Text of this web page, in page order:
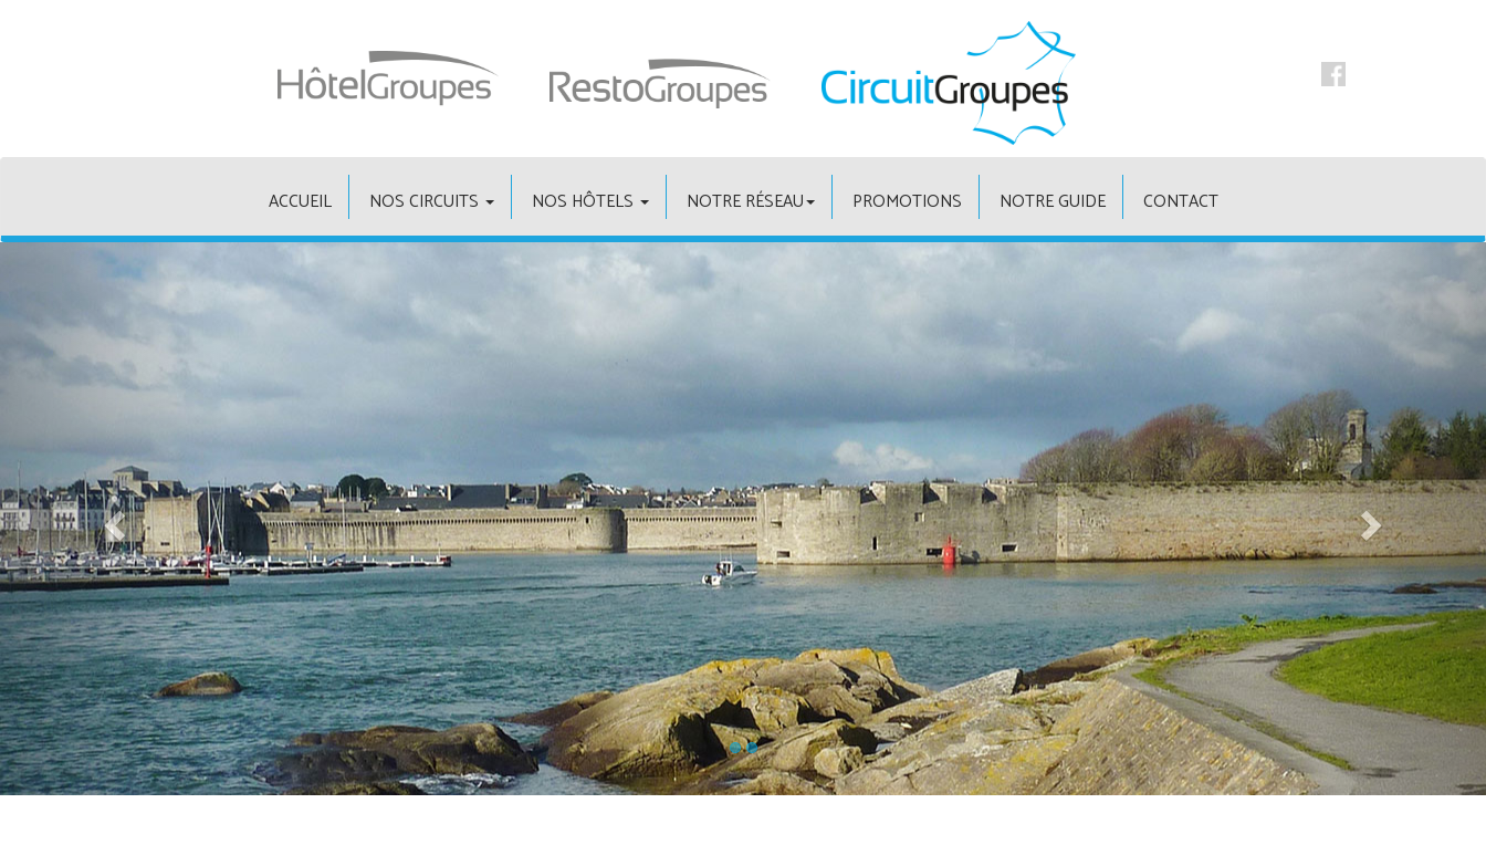
ACCUEIL NOS CIRCUITS NOS HÔTELS NOTRE RÉSEAU PROMOTIONS NOTRE GUIDE CONTACT
Précédent